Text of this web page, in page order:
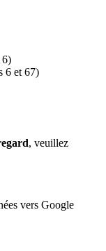
6 et 67)
, veuillez
vers Google